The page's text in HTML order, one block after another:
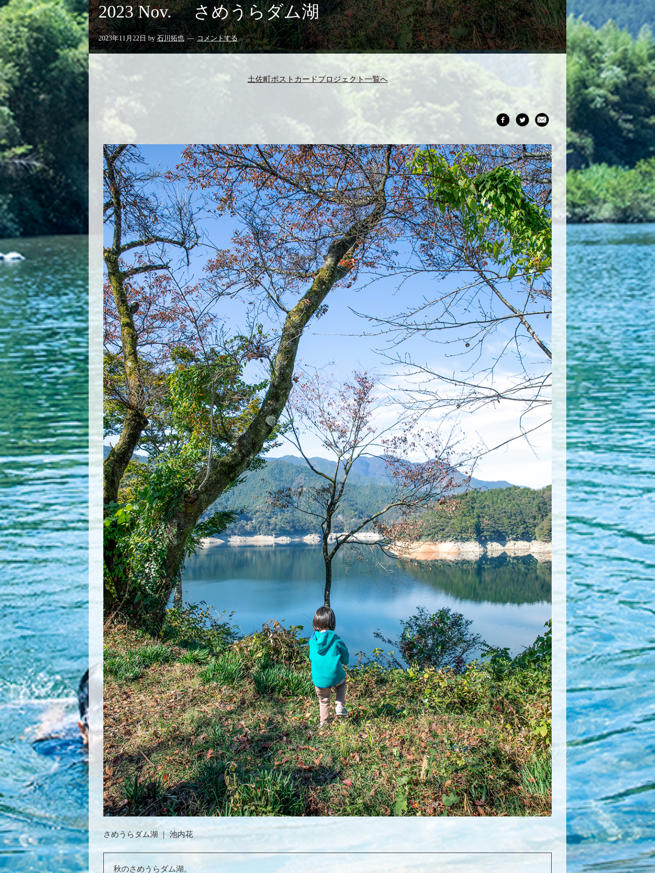
2023 Nov. さめうらダム湖
2023年11月22日 by石川拓也 コメントする
土佐町ポストカードプロジェクト一覧へ
さめうらダム湖 ｜ 池内花
秋のさめうらダム湖。